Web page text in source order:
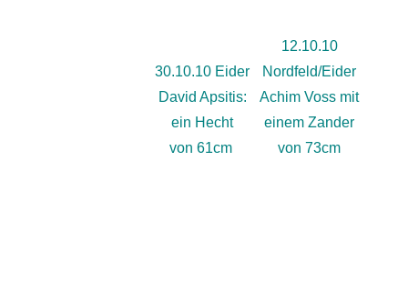
30.10.10 Eider
David Apsitis:
ein Hecht
von 61cm
12.10.10
Nordfeld/Eider
Achim Voss mit
einem Zander
von 73cm